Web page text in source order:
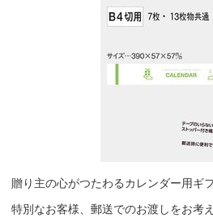
贈り主の心がつたわるカレンダー用ギ
特別なお客様、郵送でのお渡しをお考